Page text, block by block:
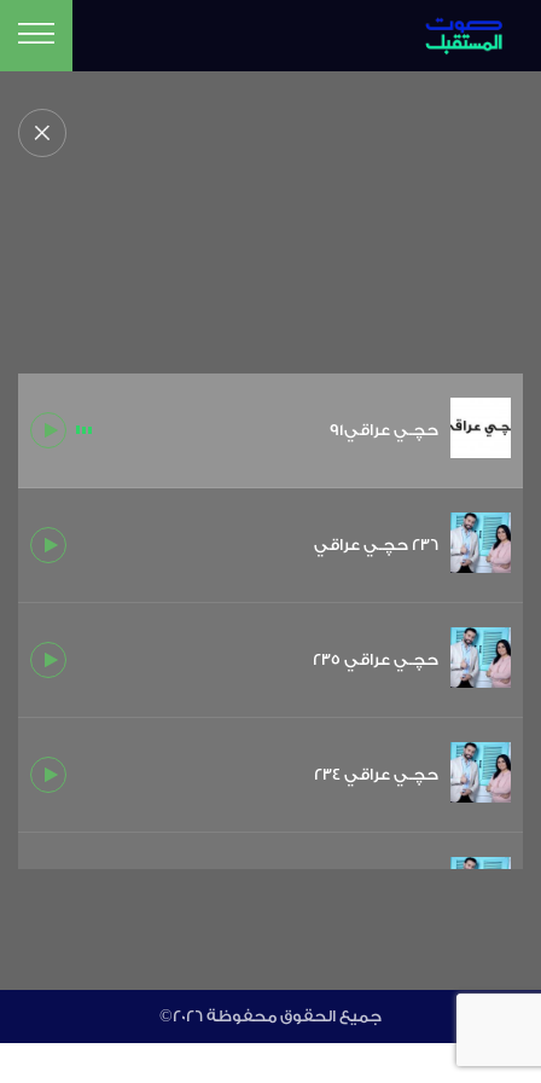
حچـي عراقي91
236 حچـي عراقي
حچـي عراقي 235
حچـي عراقي 234
©جميع الحقوق محفوظة 2026